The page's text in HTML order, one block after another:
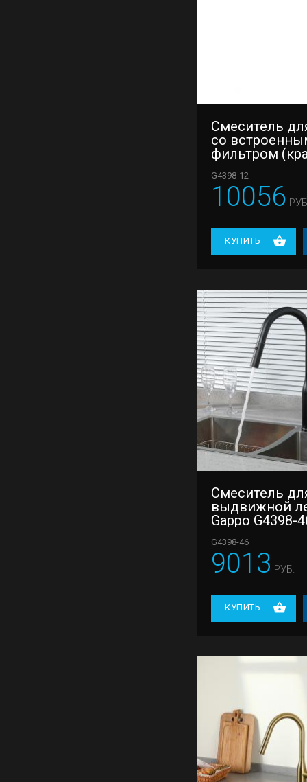
Смеситель
со
фильтром
Gappo G4398-
G4398-12
10056
КУПИТЬ
Смеситель
выдвижной
Gappo G4398-
G4398-46
9013 РУБ.
КУПИТЬ